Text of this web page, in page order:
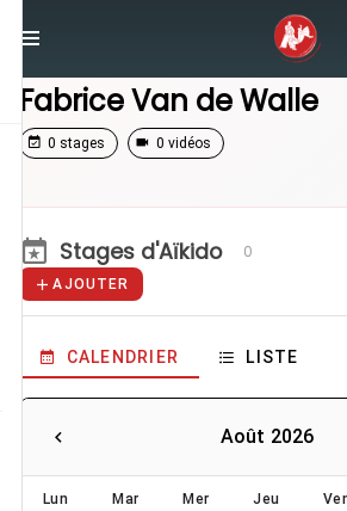
Fabrice Van de Walle
Fabrice Van de Walle
0 stages 0 vidéos
Stages d'Aïkido 0
AJOUTER
CALENDRIER LISTE
Août 2026
Lun Mar Mer Jeu